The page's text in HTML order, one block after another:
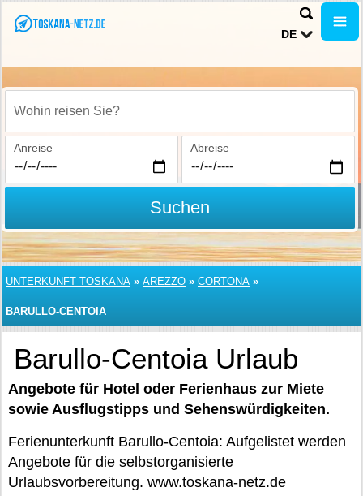
DE
Wohin reisen Sie?
Anreise Abreise
Suchen
UNTERKUNFT TOSKANA » AREZZO » CORTONA »
BARULLO-CENTOIA
Barullo-Centoia Urlaub
Angebote für Hotel oder Ferienhaus zur Miete
sowie Ausflugstipps und Sehenswürdigkeiten.
Ferienunterkunft Barullo-Centoia: Aufgelistet werden
Angebote für die selbstorganisierte
Urlaubsvorbereitung. www.toskana-netz.de